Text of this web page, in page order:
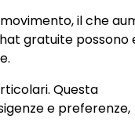
il che
gratuite possono
Questa
e preferenze,